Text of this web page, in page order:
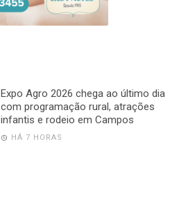
Expo Agro 2026 chega ao último dia
com programação rural, atrações
infantis e rodeio em Campos
HÁ 7 HORAS